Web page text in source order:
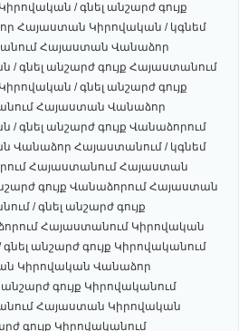
/ գնել անշարժ գույք
Հայաստան Կիրովական / կգնեմ
Հայաստան Վանաձոր
գնել անշարժ գույք Հայաստանում
/ գնել անշարժ գույք
Հայաստան Վանաձոր
գնել անշարժ գույք Վանաձորում
Վանաձոր Հայաստանում / կգնեմ
Հայաստանում Հայաստան
գույք Վանաձորում Հայաստան
/ գնել անշարժ գույք
Հայաստանում Կիրովական
անշարժ գույք Կիրովականում
Կիրովական Վանաձոր
գույք Կիրովականում
Հայաստան Կիրովական
գույք Կիրովականում